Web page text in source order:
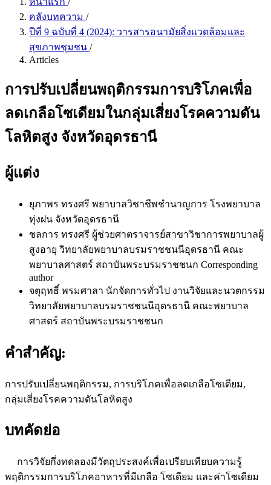
คลังบทความ /
ปีที่ 9 ฉบับที่ 4 (2024): วารสารอนามัยสิ่งแวดล้อมและ
สุขภาพชุมชน /
Articles
การปรับเปลี่ยนพฤติกรรมการบริโภคเพื่อ
ลดเกลือโซเดียมในกลุ่มเสี่ยงโรคความดัน
โลหิตสูง จังหวัดอุดรธานี
ผู้แต่ง
ยุภาพร ทรงศรี พยาบาลวิชาชีพชำนาญการ โรงพยาบาล
ทุ่งฝน จังหวัดอุดรธานี
ชลการ ทรงศรี ผู้ช่วยศาตราจารย์สาขาวิชาการพยาบาลผู้
สูงอายุ วิทยาลัยพยาบาลบรมราชชนนีอุดรธานี คณะ
พยาบาลศาสตร์ สถาบันพระบรมราชชนก Corresponding
author
จตุฤทธิ์ พรมศาลา นักจัดการทั่วไป งานวิจัยและนวตกรรม
วิทยาลัยพยาบาลบรมราชชนนีอุดรธานี คณะพยาบาล
ศาสตร์ สถาบันพระบรมราชชนก
คำสำคัญ:
การปรับเปลี่ยนพฤติกรรม, การบริโภคเพื่อลดเกลือโซเดียม,
กลุ่มเสี่ยงโรคความดันโลหิตสูง
บทคัดย่อ
การวิจัยกึ่งทดลองมีวัตถุประสงค์เพื่อเปรียบเทียบความรู้
พฤติกรรมการบริโภคอาหารที่มีเกลือ โซเดียม และค่าโซเดียม